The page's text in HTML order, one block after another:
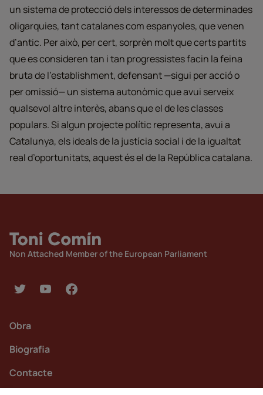
un sistema de protecció dels interessos de determinades
oligarquies, tant catalanes com espanyoles, que venen
d’antic. Per això, per cert, sorprèn molt que certs partits
que es consideren tan i tan progressistes facin la feina
bruta de l’establishment, defensant —sigui per acció o
per omissió— un sistema autonòmic que avui serveix
qualsevol altre interès, abans que el de les classes
populars. Si algun projecte polític representa, avui a
Catalunya, els ideals de la justícia social i de la igualtat
real d’oportunitats, aquest és el de la República catalana.
Non Attached Member of the European Parliament
Obra
Biografia
Contacte